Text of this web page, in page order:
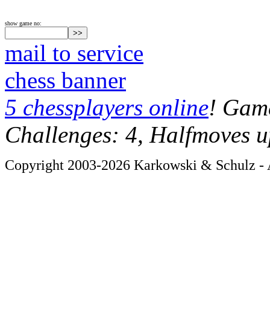
show game no:
mail to service
chess banner
5 chessplayers online!
Challenges: 4, Halfmoves
Copyright 2003-2026 Karkowski & Schulz